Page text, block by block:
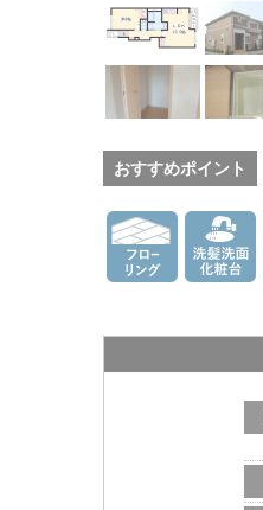
おすすめポイント